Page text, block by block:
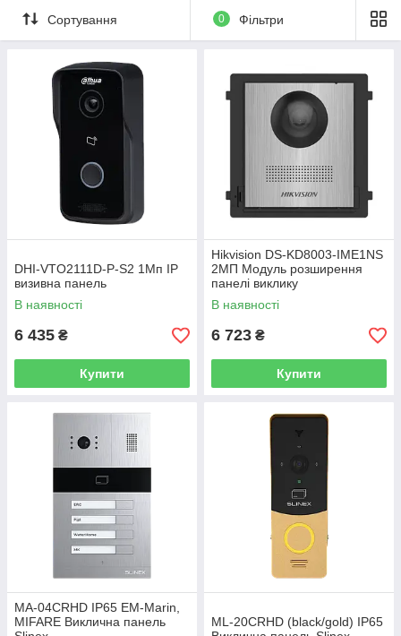
Сортування 0 Фільтри
DHI-VTO2111D-P-S2 1Мп IP
визивна панель
В наявності
6 435 ₴
Купити
Hikvision DS-KD8003-IME1NS
2МП Модуль розширення
панелі виклику
В наявності
6 723 ₴
Купити
MA-04CRHD IP65 EM-Marin,
MIFARE Виклична панель
ML-20CRHD (black/gold) IP65